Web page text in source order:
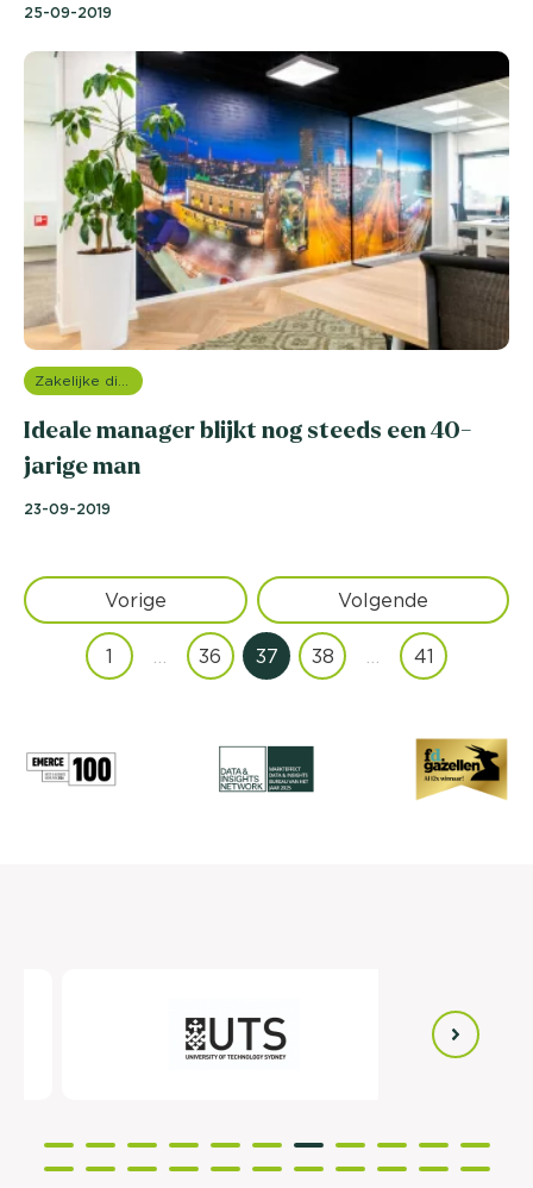
25-09-2019
Zakelijke dienstverlening (B2B)
Ideale manager blijkt nog steeds een 40-
jarige man
23-09-2019
Vorige Volgende
1 36 37 38 41